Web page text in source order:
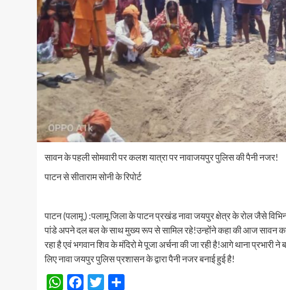
सावन के पहली सोमवारी पर कलश यात्रा पर नावाजयपुर पुलिस की पैनी नजर!
पाटन से सीताराम सोनी के रिपोर्ट
पाटन (पलामू ) :पलामू जिला के पाटन प्रखंड नावा जयपुर क्षेत्र के रोल जैसे
पांडे अपने दल बल के साथ मुख्य रूप से सामिल रहे!उन्होंने कहा की आज सावन का
रहा है एवं भगवान शिव के मंदिरो मे पूजा अर्चना की जा रही है!आगे थाना
लिए नावा जयपुर पुलिस प्रशासन के द्वारा पैनी नजर बनाई हुई है!
WhatsApp
Facebook
Twitter